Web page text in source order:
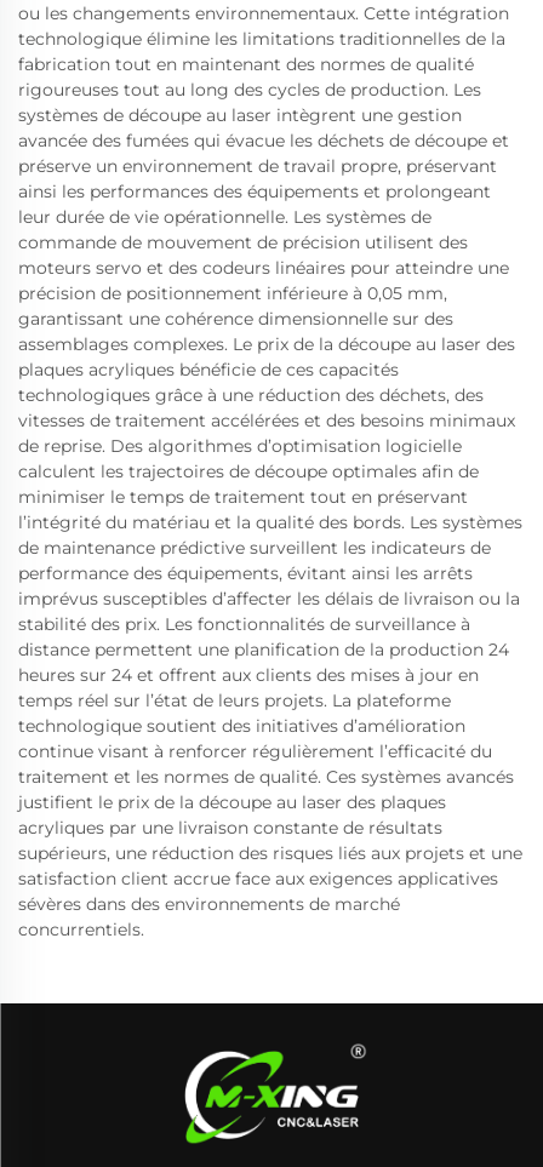
ou les changements environnementaux. Cette intégration
technologique élimine les limitations traditionnelles de la
fabrication tout en maintenant des normes de qualité
rigoureuses tout au long des cycles de production. Les
systèmes de découpe au laser intègrent une gestion
avancée des fumées qui évacue les déchets de découpe et
préserve un environnement de travail propre, préservant
ainsi les performances des équipements et prolongeant
leur durée de vie opérationnelle. Les systèmes de
commande de mouvement de précision utilisent des
moteurs servo et des codeurs linéaires pour atteindre une
précision de positionnement inférieure à 0,05 mm,
garantissant une cohérence dimensionnelle sur des
assemblages complexes. Le prix de la découpe au laser des
plaques acryliques bénéficie de ces capacités
technologiques grâce à une réduction des déchets, des
vitesses de traitement accélérées et des besoins minimaux
de reprise. Des algorithmes d’optimisation logicielle
calculent les trajectoires de découpe optimales afin de
minimiser le temps de traitement tout en préservant
l’intégrité du matériau et la qualité des bords. Les systèmes
de maintenance prédictive surveillent les indicateurs de
performance des équipements, évitant ainsi les arrêts
imprévus susceptibles d’affecter les délais de livraison ou la
stabilité des prix. Les fonctionnalités de surveillance à
distance permettent une planification de la production 24
heures sur 24 et offrent aux clients des mises à jour en
temps réel sur l’état de leurs projets. La plateforme
technologique soutient des initiatives d’amélioration
continue visant à renforcer régulièrement l’efficacité du
traitement et les normes de qualité. Ces systèmes avancés
justifient le prix de la découpe au laser des plaques
acryliques par une livraison constante de résultats
supérieurs, une réduction des risques liés aux projets et une
satisfaction client accrue face aux exigences applicatives
sévères dans des environnements de marché
concurrentiels.